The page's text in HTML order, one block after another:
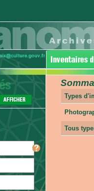
Types
Tous